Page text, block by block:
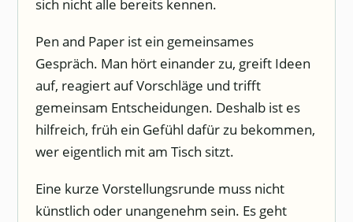
sich nicht alle bereits kennen.
Pen and Paper ist ein gemeinsames
Gespräch. Man hört einander zu, greift Ideen
auf, reagiert auf Vorschläge und trifft
gemeinsam Entscheidungen. Deshalb ist es
hilfreich, früh ein Gefühl dafür zu bekommen,
wer eigentlich mit am Tisch sitzt.
Eine kurze Vorstellungsrunde muss nicht
künstlich oder unangenehm sein. Es geht